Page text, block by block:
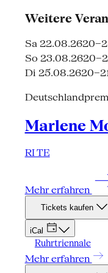
Weitere
Sa 22.08.26
So 23.08.26
Di 25.08.26
Marlene
RI TE
Mehr erfahren
Tickets kaufen
iCal
Ruhrtriennale
Mehr erfahren